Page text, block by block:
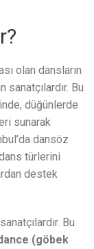
olan dansların
Bu
düğünlerde
sunarak
dansöz
türlerini
destek
Bu
(göbek